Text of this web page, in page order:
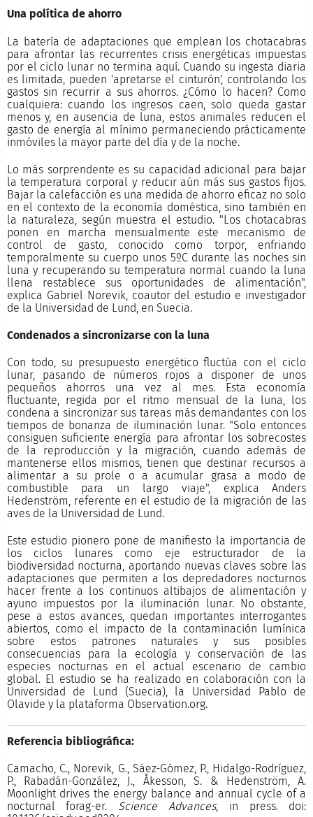
Una política de ahorro
La batería de adaptaciones que emplean los chotacabras
para afrontar las recurrentes crisis energéticas impuestas
por el ciclo lunar no termina aquí. Cuando su ingesta diaria
es limitada, pueden 'apretarse el cinturón', controlando los
gastos sin recurrir a sus ahorros. ¿Cómo lo hacen? Como
cualquiera: cuando los ingresos caen, solo queda gastar
menos y, en ausencia de luna, estos animales reducen el
gasto de energía al mínimo permaneciendo prácticamente
inmóviles la mayor parte del día y de la noche.
Lo más sorprendente es su capacidad adicional para bajar
la temperatura corporal y reducir aún más sus gastos fijos.
Bajar la calefacción es una medida de ahorro eficaz no solo
en el contexto de la economía doméstica, sino también en
la naturaleza, según muestra el estudio. "Los chotacabras
ponen en marcha mensualmente este mecanismo de
control de gasto, conocido como torpor, enfriando
temporalmente su cuerpo unos 5ºC durante las noches sin
luna y recuperando su temperatura normal cuando la luna
llena restablece sus oportunidades de alimentación",
explica Gabriel Norevik, coautor del estudio e investigador
de la Universidad de Lund, en Suecia.
Condenados a sincronizarse con la luna
Con todo, su presupuesto energético fluctúa con el ciclo
lunar, pasando de números rojos a disponer de unos
pequeños ahorros una vez al mes. Esta economía
fluctuante, regida por el ritmo mensual de la luna, los
condena a sincronizar sus tareas más demandantes con los
tiempos de bonanza de iluminación lunar. "Solo entonces
consiguen suficiente energía para afrontar los sobrecostes
de la reproducción y la migración, cuando además de
mantenerse ellos mismos, tienen que destinar recursos a
alimentar a su prole o a acumular grasa a modo de
combustible para un largo viaje", explica Anders
Hedenström, referente en el estudio de la migración de las
aves de la Universidad de Lund.
Este estudio pionero pone de manifiesto la importancia de
los ciclos lunares como eje estructurador de la
biodiversidad nocturna, aportando nuevas claves sobre las
adaptaciones que permiten a los depredadores nocturnos
hacer frente a los continuos altibajos de alimentación y
ayuno impuestos por la iluminación lunar. No obstante,
pese a estos avances, quedan importantes interrogantes
abiertos, como el impacto de la contaminación lumínica
sobre estos patrones naturales y sus posibles
consecuencias para la ecología y conservación de las
especies nocturnas en el actual escenario de cambio
global. El estudio se ha realizado en colaboración con la
Universidad de Lund (Suecia), la Universidad Pablo de
Olavide y la plataforma Observation.org.
Referencia bibliográfica:
Camacho, C., Norevik, G., Sáez-Gómez, P., Hidalgo-Rodríguez,
P., Rabadán-González, J., Åkesson, S. & Hedenström, A.
Moonlight drives the energy balance and annual cycle of a
nocturnal forag-er. Science Advances, in press. doi: